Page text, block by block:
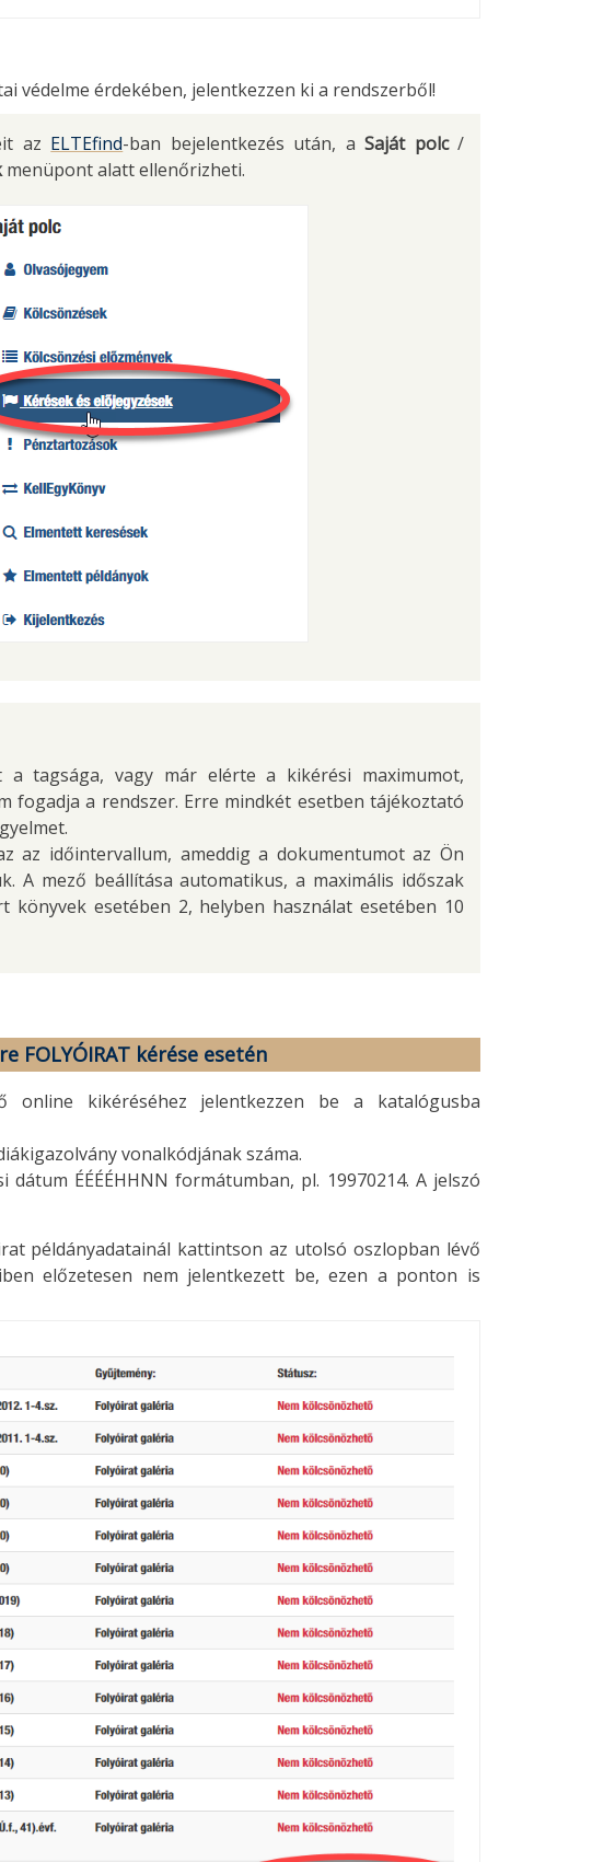
védelme érdekében, jelentkezzen ki a rendszerből!
az ELTEfind-ban bejelentkezés után, aSaját polc/
menüpont alatt ellenőrizheti.
a tagsága, vagy már elérte a kikérési maximumot,
fogadja a rendszer. Erre mindkét esetben tájékoztató
az időintervallum, ameddig a dokumentumot az Ön
A mező beállítása automatikus, a maximális időszak
könyvek esetében 2, helyben használat esetében 10
FOLYÓIRAT kérése esetén
online kikéréséhez jelentkezzen be a katalógusba
vonalkódjának száma.
ÉÉÉÉHHNN formátumban, pl. 19970214. A jelszó
példányadatainál kattintson az utolsó oszlopban lévő
előzetesen nem jelentkezett be, ezen a ponton is